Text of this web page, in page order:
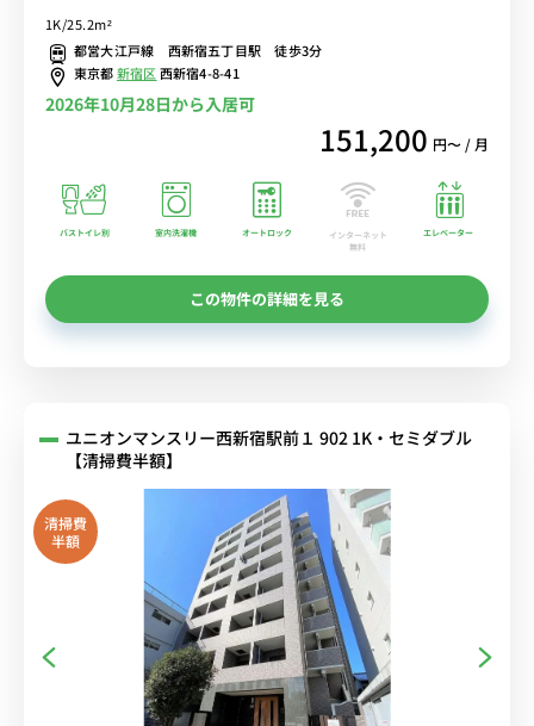
1K/25.2m²
都営大江戸線 西新宿五丁目駅 徒歩3分
東京都新宿区西新宿4-8-41
2026年10月28日から入居可
151,200 円〜 / 月
バストイレ別 室内洗濯機 オートロック
インターネット
無料
エレベーター
この物件の詳細を見る
ユニオンマンスリー西新宿駅前１ 902 1K・セミダブル
【清掃費半額】
清掃費
半額